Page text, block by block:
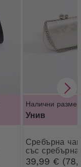
Налични
Унив
Сребърна чанта
със сребърна
закопчалка
39,99 €